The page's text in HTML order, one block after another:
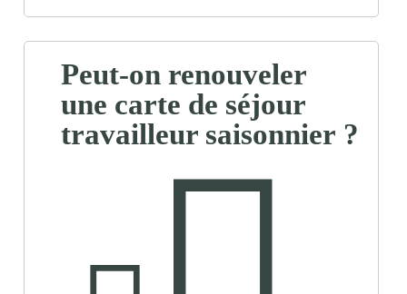
Peut-on renouveler
une carte de séjour
travailleur saisonnier ?